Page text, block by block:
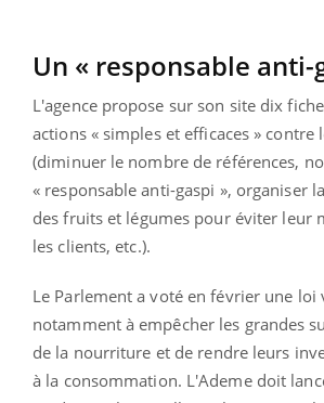
Un « responsable anti-
L'agence propose sur son site dix
actions « simples et efficaces » contre
(diminuer le nombre de références,
« responsable anti-gaspi », organiser
des fruits et légumes pour éviter leur
les clients, etc.).
Le Parlement a voté en février une loi
notamment à empêcher les grandes
de la nourriture et de rendre leurs
à la consommation. L'Ademe doit